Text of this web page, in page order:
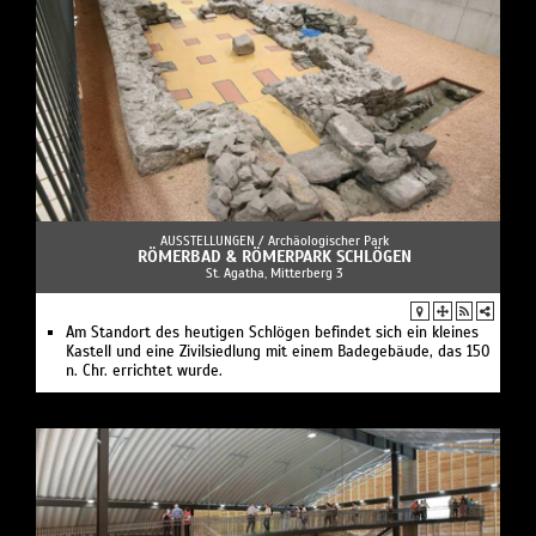
AUSSTELLUNGEN / Archäologischer Park
RÖMERBAD & RÖMERPARK SCHLÖGEN
St. Agatha, Mitterberg 3
Am Standort des heutigen Schlögen befindet sich ein kleines
Kastell und eine Zivilsiedlung mit einem Badegebäude, das 150
n. Chr. errichtet wurde.